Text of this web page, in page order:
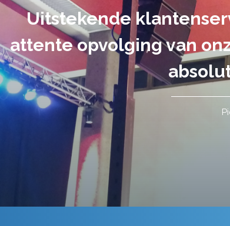
De audiovisuele
volledig uit handen
tot in de